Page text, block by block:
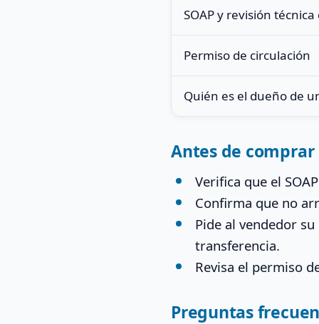
SOAP y revisión
Permiso de circulación
Quién es el dueño de
Antes de
Verifica que el
Confirma que no
Pide al vendedor
transferencia.
Revisa el permiso
Preguntas